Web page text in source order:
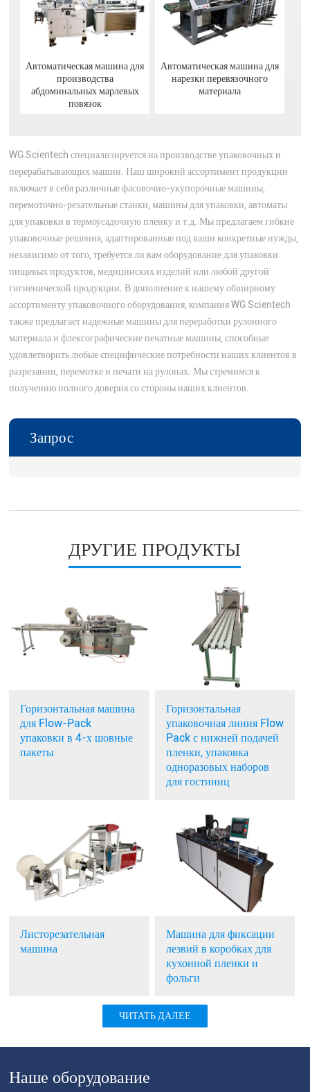
Автоматическая машина для
производства
абдоминальных марлевых
повязок
Автоматическая машина для
нарезки перевязочного
материала
WG Scientech специализируется на производстве упаковочных и
перерабатывающих машин. Наш широкий ассортимент продукции
включает в себя различные фасовочно-укупорочные машины,
перемоточно-резательные станки, машины для упаковки, автоматы
для упаковки в термоусадочную пленку и т.д. Мы предлагаем гибкие
упаковочные решения, адаптированные под ваши конкретные нужды,
независимо от того, требуется ли вам оборудование для упаковки
пищевых продуктов, медицинских изделий или любой другой
гигиенической продукции. В дополнение к нашему обширному
ассортименту упаковочного оборудования, компания WG Scientech
также предлагает надежные машины для переработки рулонного
материала и флексографические печатные машины, способные
удовлетворить любые специфические потребности наших клиентов в
разрезании, перемотке и печати на рулонах. Мы стремимся к
получению полного доверия со стороны наших клиентов.
Запрос
ДРУГИЕ ПРОДУКТЫ
Горизонтальная машина
для Flow-Pack
упаковки в 4-х шовные
пакеты
Горизонтальная
упаковочная линия Flow
Pack с нижней подачей
пленки, упаковка
одноразовых наборов
для гостиниц
Листорезательная
машина
Машина для фиксации
лезвий в коробках для
кухонной пленки и
фольги
ЧИТАТЬ ДАЛЕЕ
Наше оборудование